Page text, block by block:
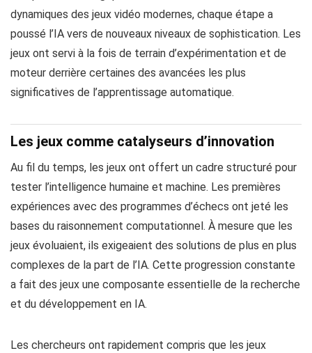
dynamiques des jeux vidéo modernes, chaque étape a
poussé l’IA vers de nouveaux niveaux de sophistication. Les
jeux ont servi à la fois de terrain d’expérimentation et de
moteur derrière certaines des avancées les plus
significatives de l’apprentissage automatique.
Les jeux comme catalyseurs d’innovation
Au fil du temps, les jeux ont offert un cadre structuré pour
tester l’intelligence humaine et machine. Les premières
expériences avec des programmes d’échecs ont jeté les
bases du raisonnement computationnel. À mesure que les
jeux évoluaient, ils exigeaient des solutions de plus en plus
complexes de la part de l’IA. Cette progression constante
a fait des jeux une composante essentielle de la recherche
et du développement en IA.
Les chercheurs ont rapidement compris que les jeux